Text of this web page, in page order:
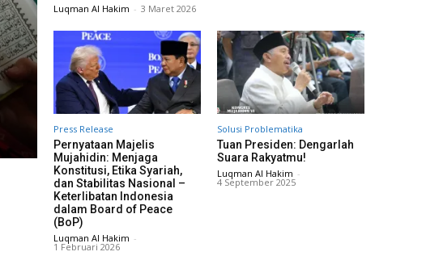
Luqman Al Hakim - 3 Maret 2026
Press Release
Pernyataan Majelis
Mujahidin: Menjaga
Konstitusi, Etika Syariah,
dan Stabilitas Nasional –
Keterlibatan Indonesia
dalam Board of Peace
(BoP)
Luqman Al Hakim -
1 Februari 2026
Solusi Problematika
Tuan Presiden: Dengarlah
Suara Rakyatmu!
Luqman Al Hakim -
4 September 2025